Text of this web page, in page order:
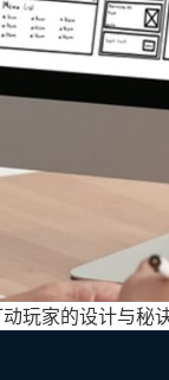
玩家的设计与秘诀